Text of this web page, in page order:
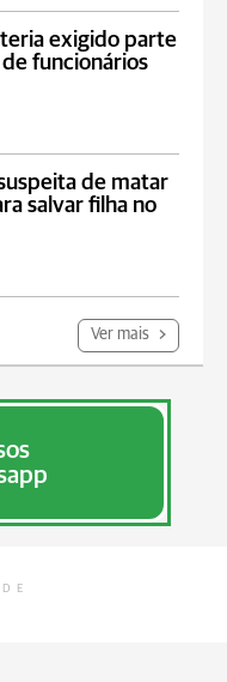
exigido parte
funcionários
de matar
salvar filha no
Ver mais